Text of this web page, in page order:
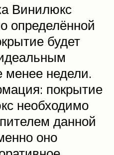
Винилюкс
определённой
будет
менее недели.
покрытие
необходимо
данной
оно